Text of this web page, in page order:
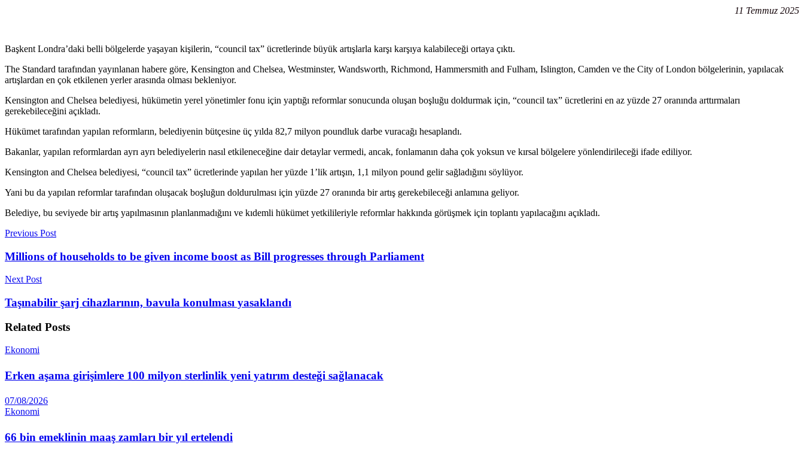
11 Temmuz 2025
Başkent Londra’daki belli bölgelerde yaşayan kişilerin, “council tax” ücretlerinde büyük artışlarla karşı karşıya kalabileceği ortaya çıktı.
The Standard tarafından yayınlanan habere göre, Kensington and Chelsea, Westminster, Wandsworth, Richmond, Hammersmith and Fulham, Islington, Camden ve the City of London bölgelerinin, yapılacak
artışlardan en çok etkilenen yerler arasında olması bekleniyor.
Kensington and Chelsea belediyesi, hükümetin yerel yönetimler fonu için yaptığı reformlar sonucunda oluşan boşluğu doldurmak için, “council tax” ücretlerini en az yüzde 27 oranında arttırmaları
gerekebileceğini açıkladı.
Hükümet tarafından yapılan reformların, belediyenin bütçesine üç yılda 82,7 milyon poundluk darbe vuracağı hesaplandı.
Bakanlar, yapılan reformlardan ayrı ayrı belediyelerin nasıl etkileneceğine dair detaylar vermedi, ancak, fonlamanın daha çok yoksun ve kırsal bölgelere yönlendirileceği ifade ediliyor.
Kensington and Chelsea belediyesi, “council tax” ücretlerinde yapılan her yüzde 1’lik artışın, 1,1 milyon pound gelir sağladığını söylüyor.
Yani bu da yapılan reformlar tarafından oluşacak boşluğun doldurulması için yüzde 27 oranında bir artış gerekebileceği anlamına geliyor.
Belediye, bu seviyede bir artış yapılmasının planlanmadığını ve kıdemli hükümet yetkilileriyle reformlar hakkında görüşmek için toplantı yapılacağını açıkladı.
Previous Post
Millions of households to be given income boost as Bill progresses through Parliament
Next Post
Taşınabilir şarj cihazlarının, bavula konulması yasaklandı
Related Posts
Ekonomi
Erken aşama girişimlere 100 milyon sterlinlik yeni yatırım desteği sağlanacak
07/08/2026
Ekonomi
66 bin emeklinin maaş zamları bir yıl ertelendi